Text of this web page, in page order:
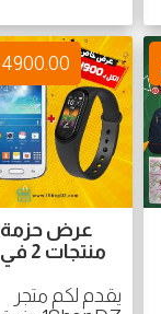
عرض حزمة
منتجات 2 في 1
يقدم لكم متجر
4900.00 دج